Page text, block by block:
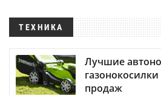
ТЕХНИКА
Лучшие
продаж